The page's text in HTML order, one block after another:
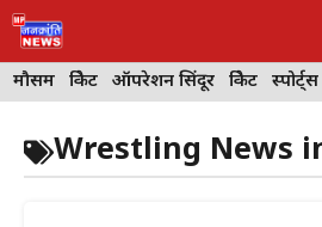
Skip
to
content
मौसम क्रिकेट ऑपरेशन सिंदूर क्रिकेट स्पोर्ट्स
Wrestling News